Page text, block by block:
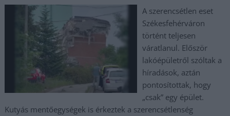
A szerencsétlen eset
Székesfehérváron
történt teljesen
váratlanul. Először
lakóépületről szóltak a
híradások, aztán
pontosítottak, hogy
„csak” egy épület.
Kutyás mentőegységek is érkeztek a szerencsétlenség